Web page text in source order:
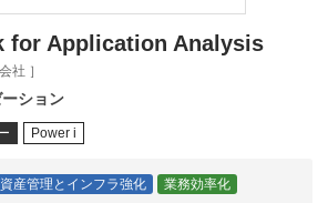
for Application Analysis
社 ］
ション
Power i
産管理とインフラ強化 業務効率化